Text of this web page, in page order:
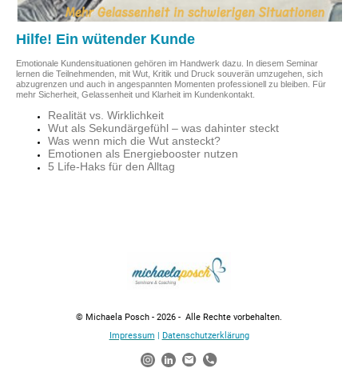
Hilfe! Ein wütender Kunde
Emotionale Kundensituationen gehören im Handwerk dazu. In diesem Seminar
lernen die Teilnehmenden, mit Wut, Kritik und Druck souverän umzugehen, sich
abzugrenzen und auch in angespannten Momenten professionell zu bleiben. Für
mehr Sicherheit, Gelassenheit und Klarheit im Kundenkontakt.
Realität vs. Wirklichkeit
Wut als Sekundärgefühl – was dahinter steckt
Was wenn mich die Wut ansteckt?
Emotionen als Energiebooster nutzen
5 Life-Haks für den Alltag
© Michaela Posch - 2026 - Alle Rechte vorbehalten.
Impressum
Datenschutzerklärung